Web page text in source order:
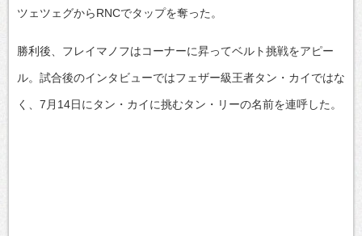
ツェツェグからRNCでタップを奪った。
勝利後、フレイマノフはコーナーに昇ってベルト挑戦をアピー
ル。試合後のインタビューではフェザー級王者タン・カイではな
く、7月14日にタン・カイに挑むタン・リーの名前を連呼した。